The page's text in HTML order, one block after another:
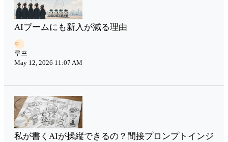
AIブームにも新入が減る理由
루
루프
May 12, 2026 11:07 AM
私が書くAIが操縦できるの？間接プロンプトインジ